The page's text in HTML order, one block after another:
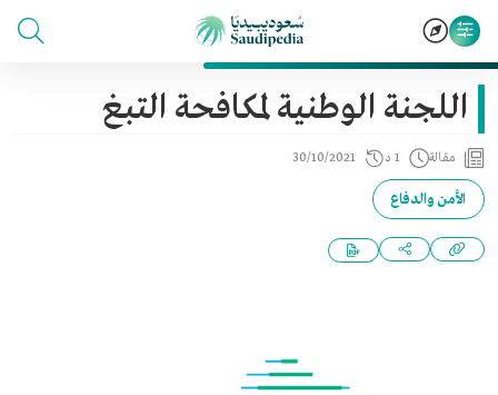
اللجنة الوطنية لمكافحة التبغ
مقالة 1 د 30/10/2021
الأمن والدفاع